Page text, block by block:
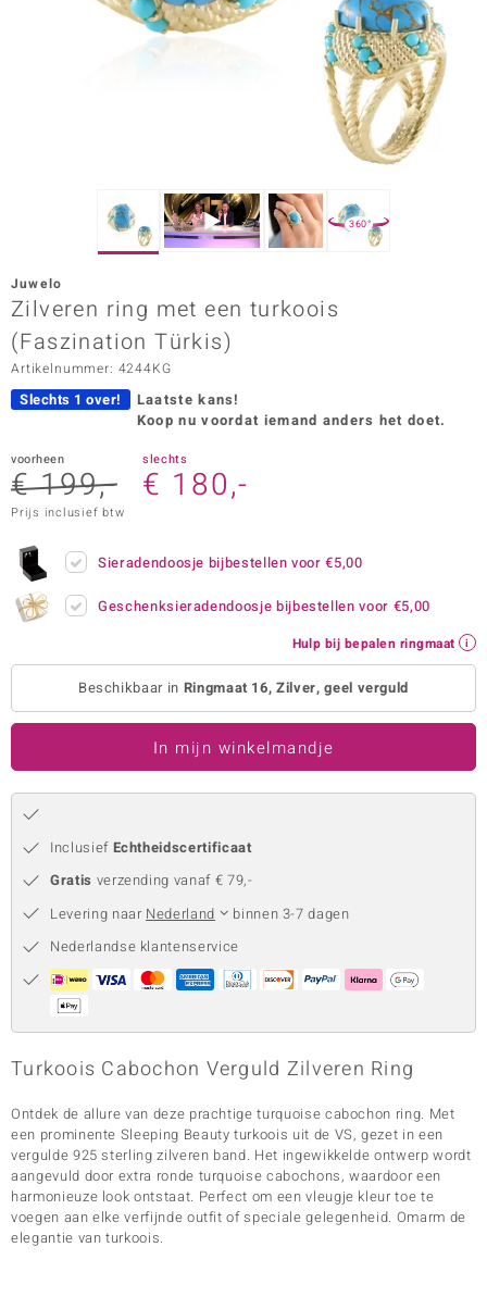
Vogue
Collection
360°
Juwelo
Zilveren ring met een turkoois
(Faszination Türkis)
Artikelnummer: 4244KG
Slechts 1 over!
Laatste kans!
Koop nu voordat iemand anders het doet.
voorheen
€ 199,-
slechts
€ 180,-
Prijs inclusief btw
Sieradendoosje bijbestellen voor€5,00
Geschenksieradendoosje bijbestellen voor €5,00
Hulp bij bepalen ringmaat
Beschikbaar in Ringmaat 16, Zilver, geel verguld
In mijn winkelmandje
Inclusief Echtheidscertificaat
Gratis verzending vanaf € 79,-
Levering naar Nederland
binnen 3-7 dagen
Nederlandse klantenservice
Turkoois Cabochon Verguld Zilveren Ring
Ontdek de allure van deze prachtige turquoise cabochon ring. Met
een prominente Sleeping Beauty turkoois uit de VS, gezet in een
vergulde 925 sterling zilveren band. Het ingewikkelde ontwerp wordt
aangevuld door extra ronde turquoise cabochons, waardoor een
harmonieuze look ontstaat. Perfect om een vleugje kleur toe te
voegen aan elke verfijnde outfit of speciale gelegenheid. Omarm de
elegantie van turkoois.